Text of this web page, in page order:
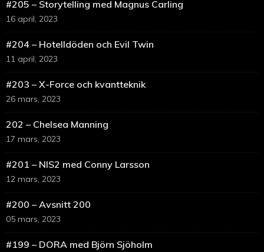
#205 – Storytelling med Magnus Carling
16 april, 2023
#204 – Hotelldöden och Evil Twin
11 april, 2023
#203 – X-Force och kvantteknik
26 mars, 2023
202 – Chelsea Manning
17 mars, 2023
#201 – NIS2 med Conny Larsson
12 mars, 2023
#200 – Avsnitt 200
05 mars, 2023
#199 – DORA med Björn Sjöholm